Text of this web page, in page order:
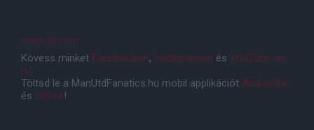
manutd.com
Kövess minket Facebookon, Instagramon és YouTube-on
is!
Töltsd le a ManUtdFanatics.hu mobil applikációt Androidra
és iOS-re!